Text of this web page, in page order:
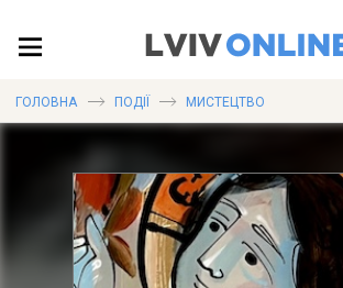
ЛОКАЦІЇ
ПУБЛІКАЦІЇ
ГОЛОВНА ПОДІЇ МИСТЕЦТВО